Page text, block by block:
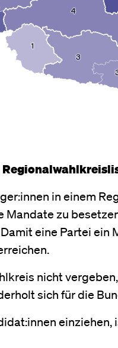
in einem
zu
eine Partei ein
nicht
sich für die